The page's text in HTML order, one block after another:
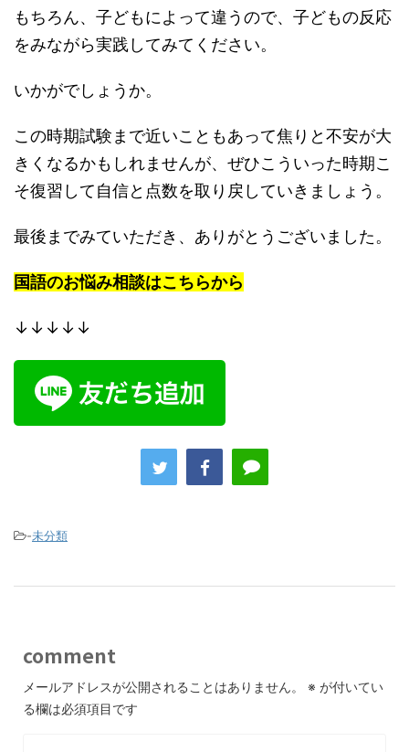
もちろん、子どもによって違うので、子どもの反応
をみながら実践してみてください。
いかがでしょうか。
この時期試験まで近いこともあって焦りと不安が大
きくなるかもしれませんが、ぜひこういった時期こ
そ復習して自信と点数を取り戻していきましょう。
最後までみていただき、ありがとうございました。
国語のお悩み相談はこちらから
↓↓↓↓↓
-未分類
comment
メールアドレスが公開されることはありません。 ※ が付いてい
る欄は必須項目です